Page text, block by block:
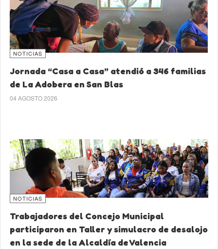
NOTICIAS
Jornada “Casa a Casa” atendió a 346 familias
de La Adobera en San Blas
04 AGOSTO 2026
NOTICIAS
Trabajadores del Concejo Municipal
participaron en Taller y simulacro de desalojo
en la sede de la Alcaldía de Valencia